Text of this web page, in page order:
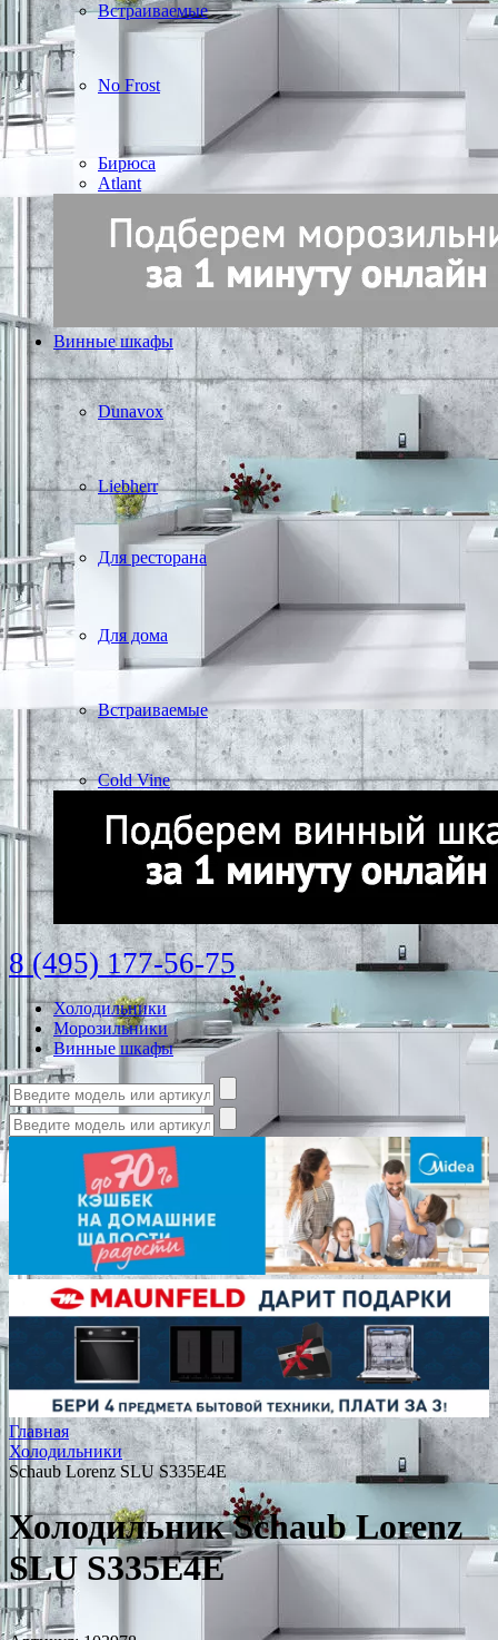
Встраиваемые
No Frost
Бирюса
Atlant
Винные шкафы
Dunavox
Liebherr
Для ресторана
Для дома
Встраиваемые
Cold Vine
8 (495) 177-56-75
Холодильники
Морозильники
Винные шкафы
Главная
Холодильники
Schaub Lorenz SLU S335E4E
Холодильник Schaub Lorenz
SLU S335E4E